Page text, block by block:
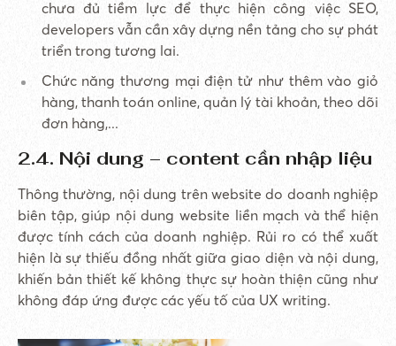
chưa đủ tiềm lực để thực hiện công việc SEO,
developers vẫn cần xây dựng nền tảng cho sự phát
triển trong tương lai.
Chức năng thương mại điện tử như thêm vào giỏ
hàng, thanh toán online, quản lý tài khoản, theo dõi
đơn hàng,...
2.4. Nội dung – content cần nhập liệu
Thông thường, nội dung trên website do doanh nghiệp
biên tập, giúp nội dung website liền mạch và thể hiện
được tính cách của doanh nghiệp. Rủi ro có thể xuất
hiện là sự thiếu đồng nhất giữa giao diện và nội dung,
khiến bản thiết kế không thực sự hoàn thiện cũng như
không đáp ứng được các yếu tố của UX writing.